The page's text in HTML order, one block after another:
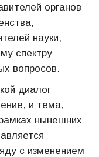
органов
науки,
спектру
вопросов.
диалог
и тема,
нынешних
с изменением